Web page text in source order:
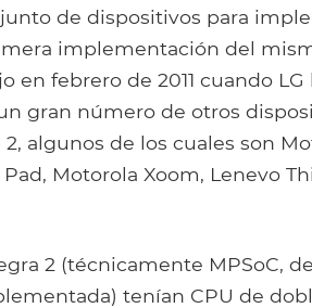
de dispositivos para
implementación del
en febrero de 2011 cuando
gran número de otros
2, algunos de los cuales son
Motorola Xoom, Lenevo
2 (técnicamente MPSoC,
tenían CPU de